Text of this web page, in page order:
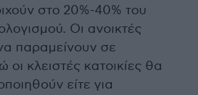
στο 20%-40% του
Οι ανοικτές
παραμείνουν σε
οι κλειστές κατοικίες θα
είτε για